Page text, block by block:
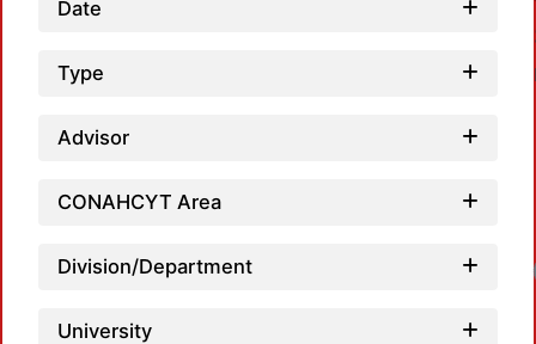
Date
Type
Advisor
CONAHCYT Area
Division/Department
University